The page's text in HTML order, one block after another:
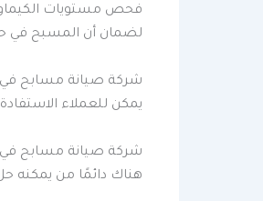
فحص مستويات
لضمان أن المسبح في
شركة صيانة مسابح في
يمكن للعملاء
شركة صيانة مسابح في
هناك دائمًا من